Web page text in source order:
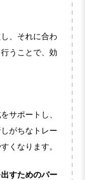
、それに合わ
うことで、効
サポートし、
がちなトレー
くなります。
すためのパー